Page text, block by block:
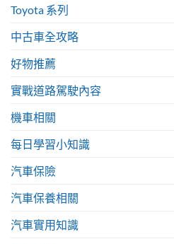
Toyota 系列
中古車全攻略
好物推薦
實戰道路駕駛內容
機車相關
每日學習小知識
汽車保險
汽車保養相關
汽車實用知識